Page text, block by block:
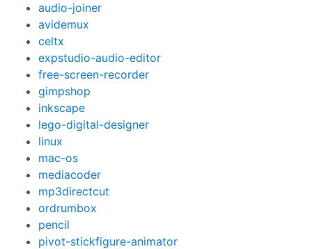
audio-joiner
avidemux
celtx
expstudio-audio-editor
free-screen-recorder
gimpshop
inkscape
lego-digital-designer
linux
mac-os
mediacoder
mp3directcut
ordrumbox
pencil
pivot-stickfigure-animator